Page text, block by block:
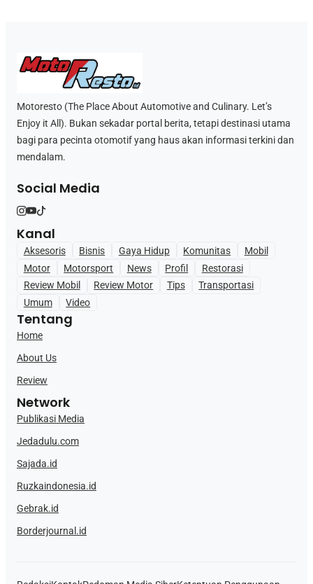
Motoresto (The Place About Automotive and Culinary. Let’s
Enjoy it All). Bukan sekadar portal berita, tetapi destinasi utama
bagi para pecinta otomotif yang haus akan informasi terkini dan
mendalam.
Social Media
Kanal
Aksesoris Bisnis Gaya Hidup Komunitas
Mobil
Motor
Motorsport News Profil
Restorasi
Review Mobil
Review Motor Tips
Transportasi
Umum
Video
Tentang
Home
About Us
Review
Network
Publikasi Media
Jedadulu.com
Sajada.id
Ruzkaindonesia.id
Gebrak.id
Borderjournal.id